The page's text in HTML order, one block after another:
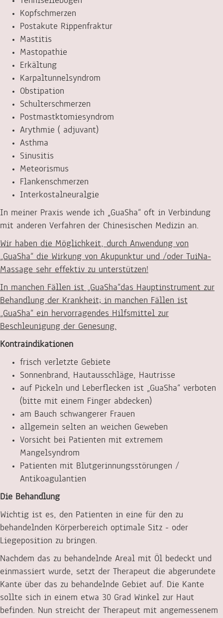
Kopfschmerzen
Postakute Rippenfraktur
Mastitis
Mastopathie
Erkältung
Karpaltunnelsyndrom
Obstipation
Schulterschmerzen
Postmastktomiesyndrom
Arythmie ( adjuvant)
Asthma
Sinusitis
Meteorismus
Flankenschmerzen
Interkostalneuralgie
In meiner Praxis wende ich „GuaSha“ oft in Verbindung
mit anderen Verfahren der Chinesischen Medizin an.
Wir haben die Möglichkeit, durch Anwendung von
„GuaSha“ die Wirkung von Akupunktur und /oder TuiNa-
Massage sehr effektiv zu unterstützen!
In manchen Fällen ist „GuaSha“das Hauptinstrument zur
Behandlung der Krankheit; in manchen Fällen ist
„GuaSha“ ein hervorragendes Hilfsmittel zur
Beschleunigung der Genesung.
Kontraindikationen
frisch verletzte Gebiete
Sonnenbrand, Hautausschläge, Hautrisse
auf Pickeln und Leberflecken ist „GuaSha“ verboten
(bitte mit einem Finger abdecken)
am Bauch schwangerer Frauen
allgemein selten an weichen Geweben
Vorsicht bei Patienten mit extremem
Mangelsyndrom
Patienten mit Blutgerinnungsstörungen /
Antikoagulantien
Die Behandlung
Wichtig ist es, den Patienten in eine für den zu
behandelnden Körperbereich optimale Sitz - oder
Liegeposition zu bringen.
Nachdem das zu behandelnde Areal mit Öl bedeckt und
einmassiert wurde, setzt der Therapeut die abgerundete
Kante über das zu behandelnde Gebiet auf. Die Kante
sollte sich in einem etwa 30 Grad Winkel zur Haut
befinden. Nun streicht der Therapeut mit angemessenem